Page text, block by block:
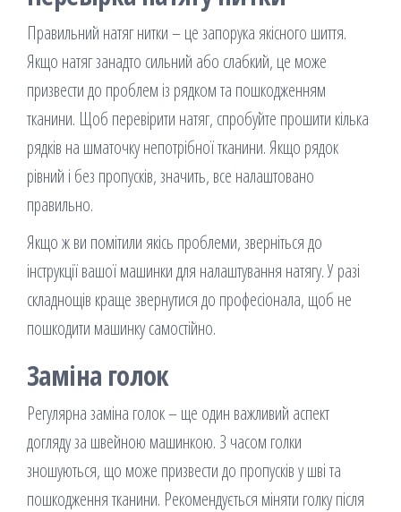
Правильний натяг нитки – це запорука якісного шиття.
Якщо натяг занадто сильний або слабкий, це може
призвести до проблем із рядком та пошкодженням
тканини. Щоб перевірити натяг, спробуйте прошити кілька
рядків на шматочку непотрібної тканини. Якщо рядок
рівний і без пропусків, значить, все налаштовано
правильно.
Якщо ж ви помітили якісь проблеми, зверніться до
інструкції вашої машинки для налаштування натягу. У разі
складнощів краще звернутися до професіонала, щоб не
пошкодити машинку самостійно.
Заміна голок
Регулярна заміна голок – ще один важливий аспект
догляду за швейною машинкою. З часом голки
зношуються, що може призвести до пропусків у шві та
пошкодження тканини. Рекомендується міняти голку після